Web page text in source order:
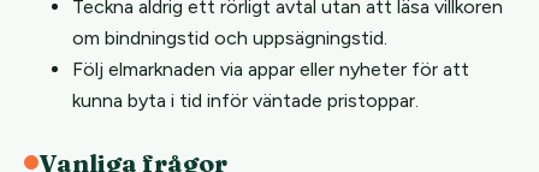
Teckna aldrig ett rörligt avtal utan att läsa villkoren
om bindningstid och uppsägningstid.
Följ elmarknaden via appar eller nyheter för att
kunna byta i tid inför väntade pristoppar.
Vanliga frågor